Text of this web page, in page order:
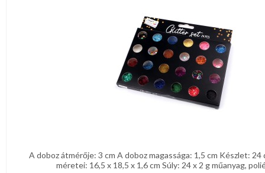
A doboz átmérője: 3 cm A doboz magassága: 1,5 cm Készlet:
méretei: 16,5 x 18,5 x 1,6 cm Súly: 24 x 2 g műanyag,